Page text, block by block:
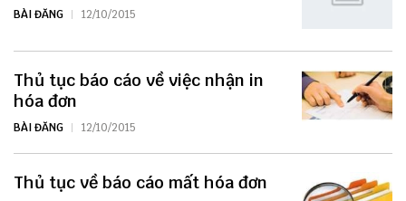
BÀI ĐĂNG 12/10/2015
Thủ tục báo cáo về việc nhận in
hóa đơn
BÀI ĐĂNG 12/10/2015
Thủ tục về báo cáo mất hóa đơn